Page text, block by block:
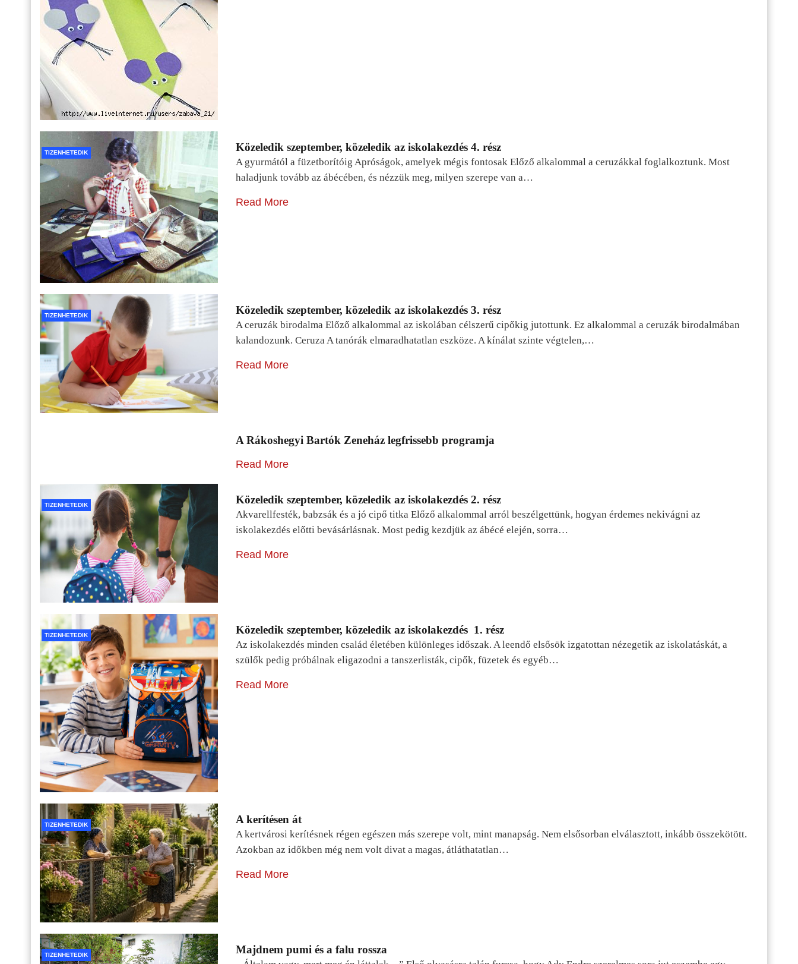
TIZENHETEDIK Közeledik szeptember, közeledik az iskolakezdés 4. rész
A gyurmától a füzetborítóig Apróságok, amelyek mégis fontosak Előző alkalommal a ceruzákkal foglalkoztunk. Most
haladjunk tovább az ábécében, és nézzük meg, milyen szerepe van a…
Read More
TIZENHETEDIK Közeledik szeptember, közeledik az iskolakezdés 3. rész
A ceruzák birodalma Előző alkalommal az iskolában célszerű cipőkig jutottunk. Ez alkalommal a ceruzák birodalmában
kalandozunk. Ceruza A tanórák elmaradhatatlan eszköze. A kínálat szinte végtelen,…
Read More
A Rákoshegyi Bartók Zeneház legfrissebb programja
Read More
TIZENHETEDIK Közeledik szeptember, közeledik az iskolakezdés 2. rész
Akvarellfesték, babzsák és a jó cipő titka Előző alkalommal arról beszélgettünk, hogyan érdemes nekivágni az
iskolakezdés előtti bevásárlásnak. Most pedig kezdjük az ábécé elején, sorra…
Read More
TIZENHETEDIK Közeledik szeptember, közeledik az iskolakezdés 1. rész
Az iskolakezdés minden család életében különleges időszak. A leendő elsősök izgatottan nézegetik az iskolatáskát, a
szülők pedig próbálnak eligazodni a tanszerlisták, cipők, füzetek és egyéb…
Read More
TIZENHETEDIK A kerítésen át
A kertvárosi kerítésnek régen egészen más szerepe volt, mint manapság. Nem elsősorban elválasztott, inkább összekötött.
Azokban az időkben még nem volt divat a magas, átláthatatlan…
Read More
TIZENHETEDIK Majdnem pumi és a falu rossza